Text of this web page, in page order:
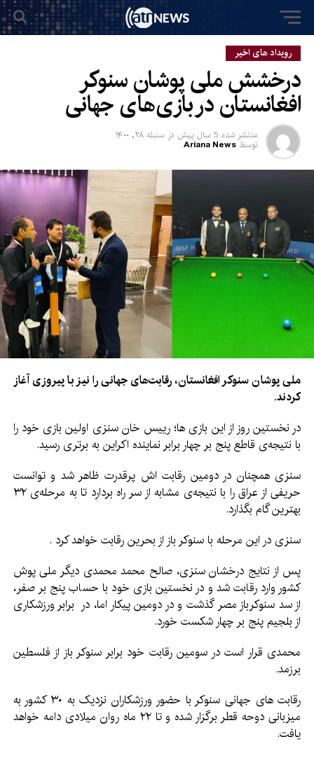
رویداد های اخیر
درخشش ملی پوشان سنوکر
افغانستان در بازی‌های جهانی
منتشر شده 5 سال پیش در سنبله ۲۸, ۱۴۰۰
توسط Ariana News
ملی پوشان سنوکر افغانستان، رقابت‌های جهانی را نیز با پیروزی آغاز
کردند.
در نخستین روز از این بازی ها؛ رییس خان سنزی اولین بازی خود را
با نتیجه‌ی قاطع پنج بر چهار برابر نماینده اکراین به برتری رسید.
سنزی همچنان در دومین رقابت اش پرقدرت ظاهر شد و توانست
حریفی از عراق را با نتیجه‌ی مشابه از سر راه بردارد تا به مرحله‌ی ۳۲
بهترین گام بگذارد.
سنزی در این مرحله با سنوکر باز از بحرین رقابت خواهد کرد .
پس از نتایج درخشان سنزی، صالح محمد محمدی دیگر ملی پوش
کشور وارد رقابت شد و در نخستین بازی خود با حساب پنج بر صفر،
از سد سنوکرباز مصر گذشت و در دومین پیکار اما، در برابر ورزشکاری
از بلجیم پنج بر چهار شکست خورد.
محمدی قرار است در سومین رقابت خود برابر سنوکر باز از فلسطین
برزمد.
رقابت های جهانی سنوکر با حضور ورزشکاران نزدیک به ۳۰ کشور به
میزبانی دوحه قطر برگزار شده و تا ۲۲ ماه روان میلادی دامه خواهد
یافت.